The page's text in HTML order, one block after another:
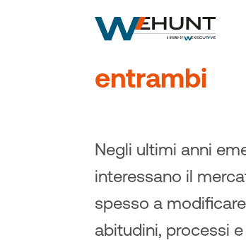
Dalla Great
Great
entrambi
Negli ultimi anni
interessano il
spesso a
abitudini, processi